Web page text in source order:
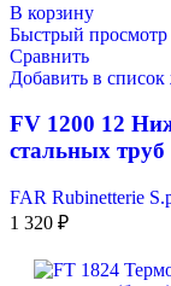
В корзину
Быстрый просмотр
Сравнить
Добавить в
FV 1200 12
стальных труб
FAR Rubinetterie
1 320 ₽